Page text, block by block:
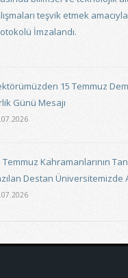
teşvik etmek
İmzalandı.
15 Temmuz
Günü Mesajı
Temmuz Kahramanlarının
Destan Üniversitemizde